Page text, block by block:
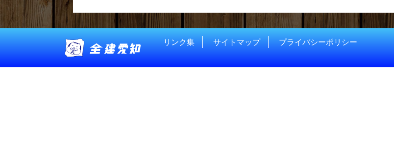
リンク集 サイトマップ プライバシーポリシー